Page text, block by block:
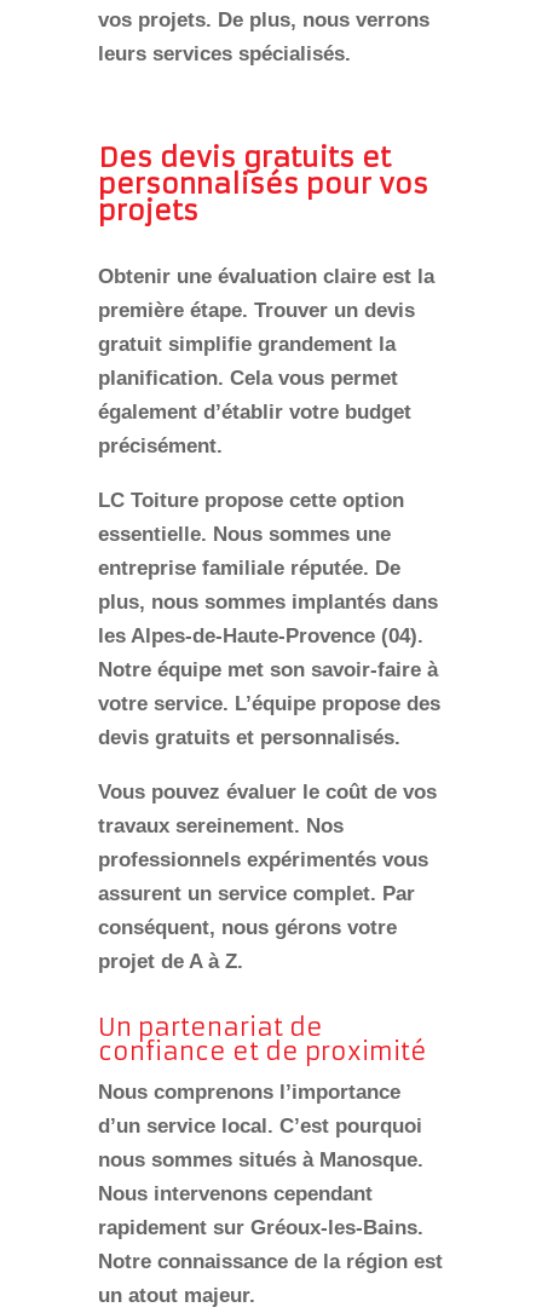
vos projets. De plus, nous verrons
leurs services spécialisés.
Des devis gratuits et
personnalisés pour vos
projets
Obtenir une évaluation claire est la
première étape. Trouver un devis
gratuit simplifie grandement la
planification. Cela vous permet
également d’établir votre budget
précisément.
LC Toiturepropose cette option
essentielle. Nous sommes une
entreprise familiale réputée. De
plus, nous sommes implantés dans
les Alpes-de-Haute-Provence (04).
Notre équipe met son savoir-faire à
votre service. L’équipe propose des
devis gratuits et personnalisés.
Vous pouvez évaluer le coût de vos
travaux sereinement. Nos
professionnels expérimentés vous
assurent un service complet. Par
conséquent, nous gérons votre
projet de A à Z.
Un partenariat de
confiance et de proximité
Nous comprenons l’importance
d’un service local. C’est pourquoi
nous sommes situés à Manosque.
Nous intervenons cependant
rapidement sur Gréoux-les-Bains.
Notre connaissance de la région est
un atout majeur.